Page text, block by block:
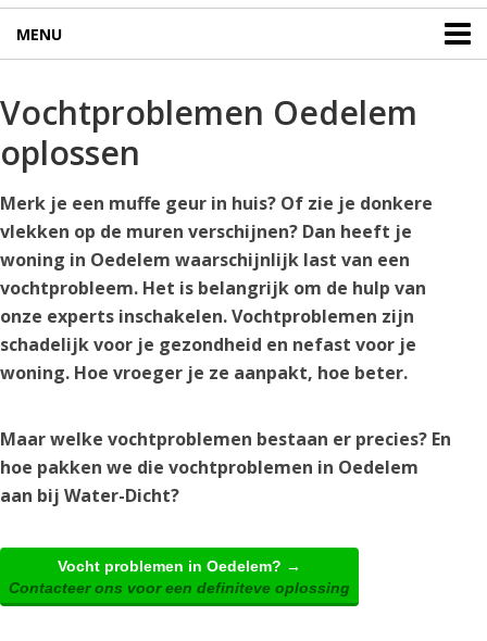
MENU
Vochtproblemen Oedelem
oplossen
Merk je een muffe geur in huis? Of zie je donkere
vlekken op de muren verschijnen? Dan heeft je
woning in Oedelem waarschijnlijk last van een
vochtprobleem. Het is belangrijk om de hulp van
onze experts inschakelen. Vochtproblemen zijn
schadelijk voor je gezondheid en nefast voor je
woning. Hoe vroeger je ze aanpakt, hoe beter.
Maar welke vochtproblemen bestaan er precies? En
hoe pakken we die vochtproblemen in Oedelem
aan bij Water-Dicht?
Vocht problemen in Oedelem? →
Contacteer ons voor een definiteve oplossing